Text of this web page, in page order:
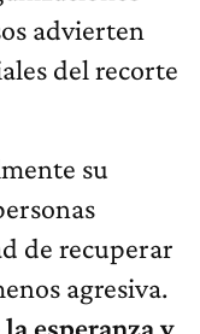
advierten
del recorte
su
de recuperar
agresiva.